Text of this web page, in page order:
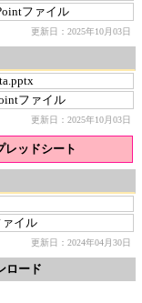
ファイル
更新日：2025年10月03日
ファイル
更新日：2025年10月03日
レッドシート
ァイル
更新日：2024年04月30日
ロード